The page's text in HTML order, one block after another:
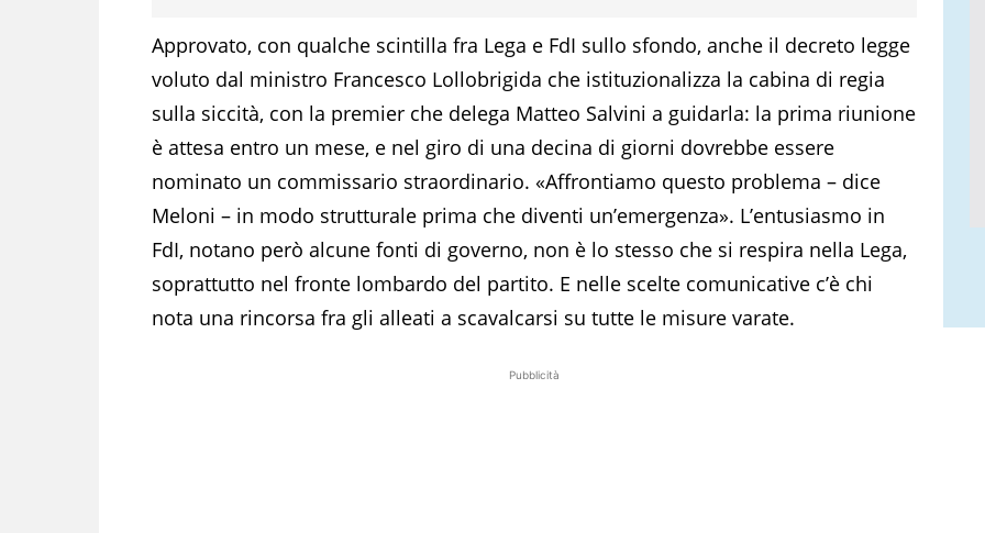
Approvato, con qualche scintilla fra Lega e FdI sullo sfondo, anche il decreto legge
voluto dal ministro Francesco Lollobrigida che istituzionalizza la cabina di regia
sulla siccità, con la premier che delega Matteo Salvini a guidarla: la prima riunione
è attesa entro un mese, e nel giro di una decina di giorni dovrebbe essere
nominato un commissario straordinario. «Affrontiamo questo problema – dice
Meloni – in modo strutturale prima che diventi un’emergenza». L’entusiasmo in
FdI, notano però alcune fonti di governo, non è lo stesso che si respira nella Lega,
soprattutto nel fronte lombardo del partito. E nelle scelte comunicative c’è chi
nota una rincorsa fra gli alleati a scavalcarsi su tutte le misure varate.
Pubblicità